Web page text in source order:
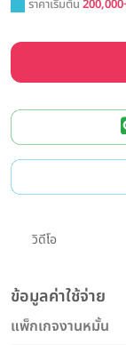
ราคาเริ่มต้น
วิดีโอ
ข้อมูลค่าใช้จ่าย
แพ็กเกจงานหมั้น